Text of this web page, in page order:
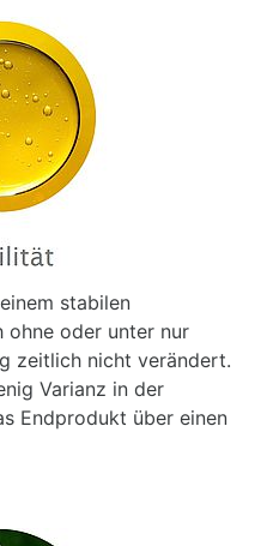
stabilen
ohne oder unter nur
zeitlich nicht verändert.
Varianz in der
Endprodukt über einen